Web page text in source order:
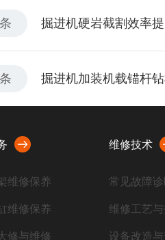
掘进机硬岩截割效率
掘进机加装机载锚杆
维修保养
维修保养
修与维修
维修技术
常见故障
维修工艺
设备改造